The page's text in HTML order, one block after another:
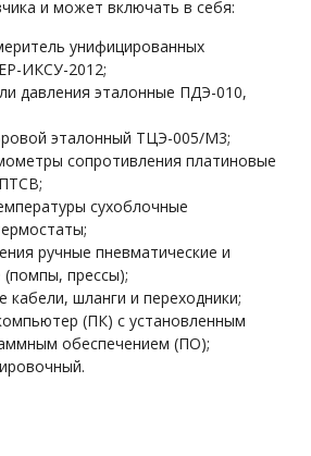
и может включать в себя:
унифицированных
ИКСУ-2012;
давления эталонные ПДЭ-010,
эталонный ТЦЭ-005/М3;
сопротивления платиновые
сухоблочные
ручные пневматические и
(помпы, прессы);
кабели, шланги и переходники;
(ПК) с установленным
обеспечением (ПО);